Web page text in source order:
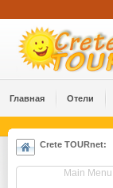
Главная Отели
Crete TOURnet:
Main Menu